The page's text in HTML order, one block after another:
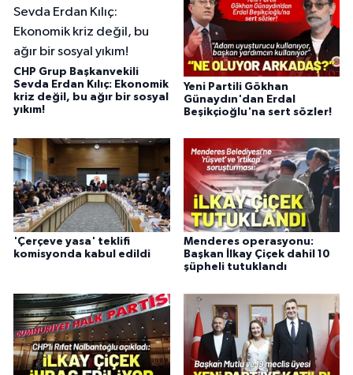
CHP Grup Başkanvekili
Sevda Erdan Kılıç: Ekonomik
kriz değil, bu ağır bir sosyal
yıkım!
Yeni Partili Gökhan
Günaydın'dan Erdal
Beşikçioğlu'na sert sözler!
'Çerçeve yasa' teklifi
komisyonda kabul edildi
Menderes operasyonu:
Başkan İlkay Çiçek dahil 10
şüpheli tutuklandı